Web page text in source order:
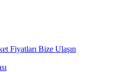
Fiyatları Bize Ulaşın